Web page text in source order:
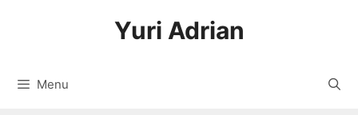
Yuri Adrian
Menu